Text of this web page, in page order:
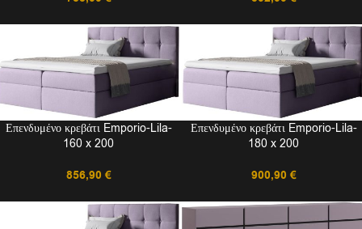
Επενδυμένο κρεβάτι Emporio-Lila-
160 x 200
856,90 €
Επενδυμένο κρεβάτι Emporio-Lila-
180 x 200
900,90 €